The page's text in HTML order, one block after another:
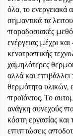
όλα, το ενεργειακά
σημαντικά τα
παραδοσιακές
ενέργειας μέχρι
κενοτροπικής
χαμηλότερες
αλλά και
θερμότητα υλικών,
προϊόντος. Το
ανάγκη συνεχούς
κόστη εργασίας
επιπτώσεις